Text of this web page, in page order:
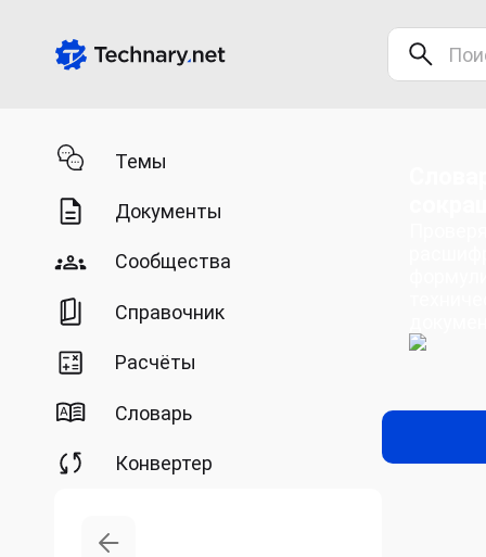
Темы
Документы
Сообщества
Справочник
Расчёты
Словарь
Конвертер